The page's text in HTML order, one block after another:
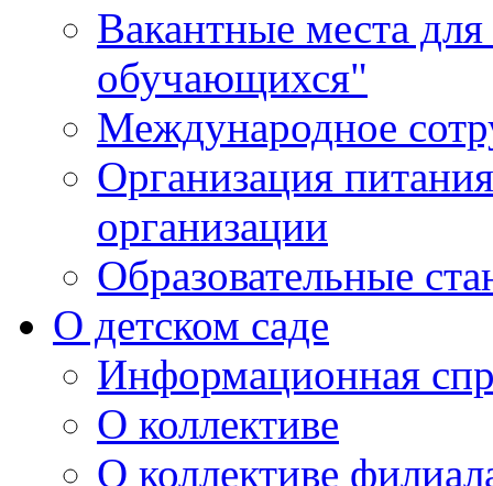
Вакантные места
обучающихся"
Международное
Организация
организации
Образовательные
О детском саде
Информационная
О коллективе
О коллективе